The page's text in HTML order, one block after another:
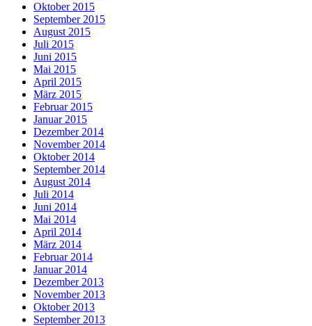
Oktober 2015
September 2015
August 2015
Juli 2015
Juni 2015
Mai 2015
April 2015
März 2015
Februar 2015
Januar 2015
Dezember 2014
November 2014
Oktober 2014
September 2014
August 2014
Juli 2014
Juni 2014
Mai 2014
April 2014
März 2014
Februar 2014
Januar 2014
Dezember 2013
November 2013
Oktober 2013
September 2013